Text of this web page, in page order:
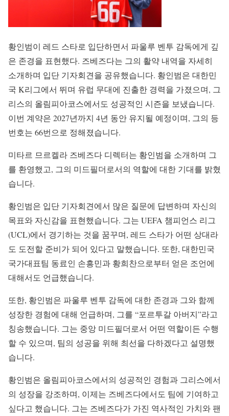
황인범이 레드 스타로 입단하면서 파울루 벤투 감독에게 깊
은 존경을 표현했다. 즈베즈다는 그의 활약 내역을 자세히
소개하며 입단 기자회견을 공유했습니다. 황인범은 대한민
국 K리그에서 뛰며 유럽 무대에 진출한 경력을 가졌으며, 그
리스의 올림피아코스에서도 성공적인 시즌을 보냈습니다.
이번 계약은 2027년까지 4년 동안 유지될 예정이며, 그의 등
번호는 66번으로 정해졌습니다.
미타르 므르켈라 즈베즈다 디렉터는 황인범을 소개하며 그
를 환영했고, 그의 미드필더로서의 역할에 대한 기대를 밝혔
습니다.
황인범은 입단 기자회견에서 많은 질문에 답변하며 자신의
목표와 자신감을 표현했습니다. 그는 UEFA 챔피언스 리그
(UCL)에서 경기하는 것을 꿈꾸며, 레드 스타가 어떤 상대라
도 도전할 준비가 되어 있다고 말했습니다. 또한, 대한민국
국가대표팀 동료인 손흥민과 황희찬으로부터 얻은 조언에
대해서도 언급했습니다.
또한, 황인범은 파울루 벤투 감독에 대한 존경과 그와 함께
성장한 경험에 대해 언급하며, 그를 “포르투갈 아버지”라고
칭송했습니다. 그는 중앙 미드필더로서 어떤 역할이든 수행
할 수 있으며, 팀의 성공을 위해 최선을 다하겠다고 설명했
습니다.
황인범은 올림피아코스에서의 성공적인 경험과 그리스에서
의 성장을 강조하며, 이제는 즈베즈다에서도 팀에 기여하고
싶다고 했습니다. 그는 즈베즈다가 가진 역사적인 가치와 팬